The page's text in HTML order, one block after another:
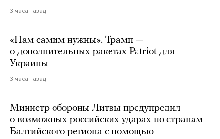
3 часа назад
«Нам самим нужны». Трамп —
о дополнительных ракетах Patriot для
Украины
3 часа назад
Министр обороны Литвы предупредил
о возможных российских ударах по странам
Балтийского региона с помощью